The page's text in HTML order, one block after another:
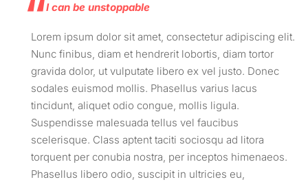
I can be unstoppable
Lorem ipsum dolor sit amet, consectetur adipiscing elit.
Nunc finibus, diam et hendrerit lobortis, diam tortor
gravida dolor, ut vulputate libero ex vel justo. Donec
sodales euismod mollis. Phasellus varius lacus
tincidunt, aliquet odio congue, mollis ligula.
Suspendisse malesuada tellus vel faucibus
scelerisque. Class aptent taciti sociosqu ad litora
torquent per conubia nostra, per inceptos himenaeos.
Phasellus libero odio, suscipit in ultricies eu,